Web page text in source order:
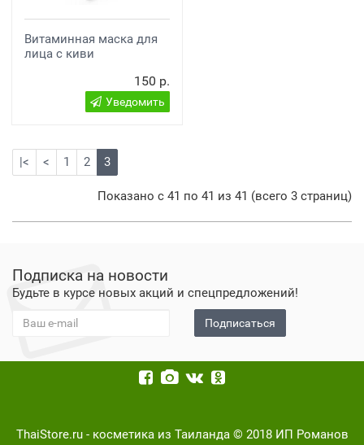
Витаминная маска для
лица с киви
150 р.
Уведомить
|< < 1 2 3
Показано с 41 по 41 из 41 (всего 3 страниц)
Подписка на новости
Будьте в курсе новых акций и спецпредложений!
Подписаться
ThaiStore.ru - косметика из Таиланда © 2018 ИП Романов